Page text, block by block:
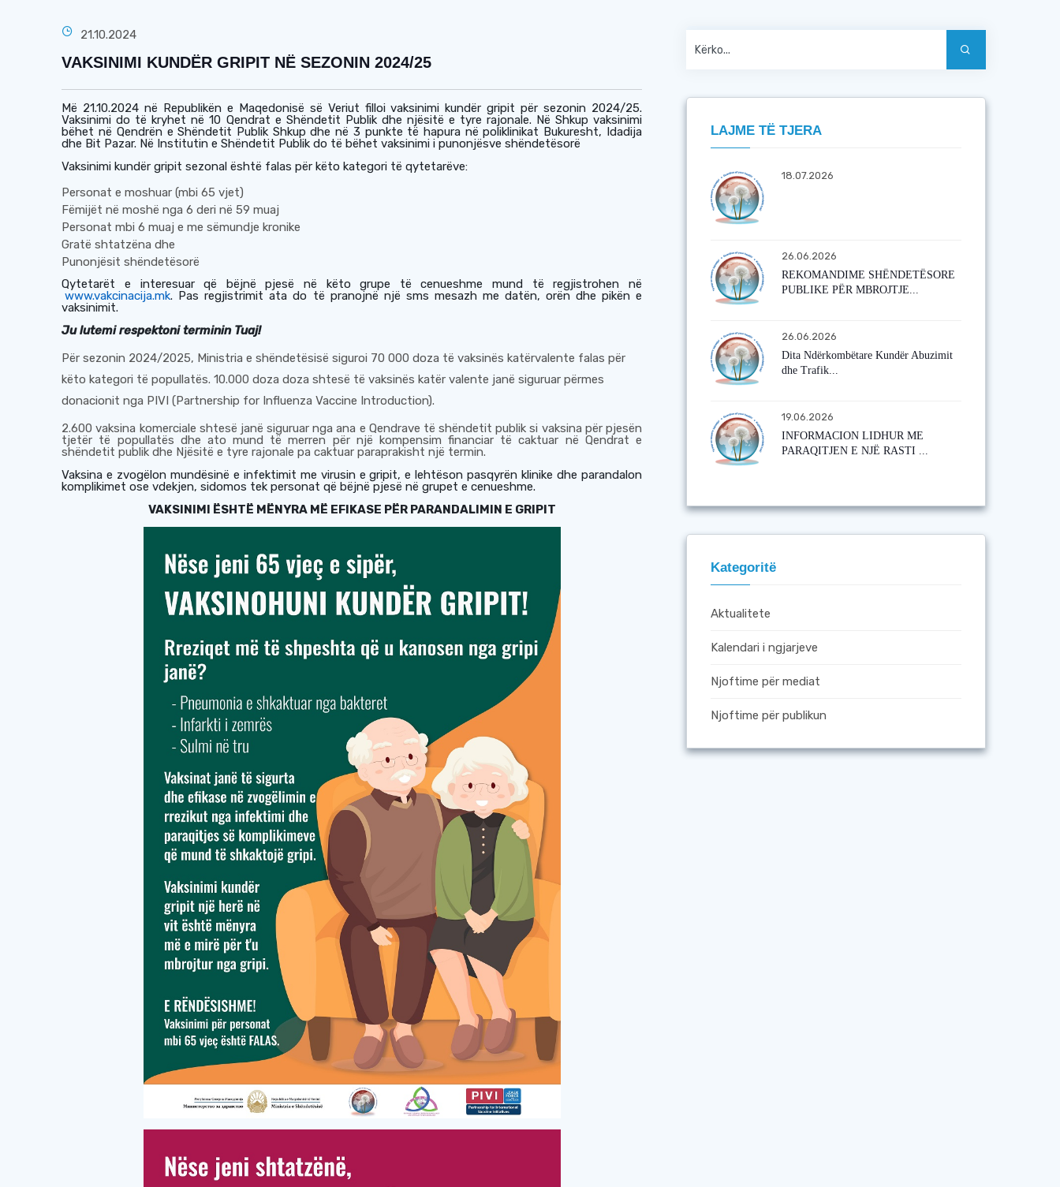
21.10.2024
VAKSINIMI KUNDËR GRIPIT NË SEZONIN 2024/25
Më 21.10.2024 në Republikën e Maqedonisë së Veriut filloivaksinimi kundër gripit për sezonin 2024/25.
Vaksinimi do të kryhet në 10 Qendrat e Shëndetit Publik dhe njësitë e tyre rajonale. Në Shkup vaksinimi
bëhet në Qendrën eShëndetit Publik Shkup dhe në 3 punkte të hapura në poliklinikat Bukuresht, Idadija
dhe Bit Pazar. Në Institutin e Shëndetit Publikdo të bëhet vaksinimi i punonjësve shëndetësorë
Vaksinimi kundër gripit sezonal është falas për këto kategori të qytetarëve:
Personat e moshuar (mbi 65 vjet)
Fëmijët në moshë nga 6 deri në 59 muaj
Personat mbi 6 muaj e me sëmundje kronike
Gratë shtatzëna dhe
Punonjësit shëndetësorë
Qytetarët e interesuar që bëjnë pjesë në këto grupe të cenueshme mund të regjistrohen në
www.vakcinacija.mk. Pas regjistrimit ata do të pranojnë një sms mesazh me datën, orën dhe pikën e
vaksinimit.
Ju lutemi respektoni terminin Tuaj!
Për sezonin 2024/2025, Ministria e shëndetësisë siguroi 70 000 doza të vaksinës katërvalente falas për
këto kategori të popullatës. 10.000 doza doza shtesë të vaksinës katër valente janë siguruar përmes
donacionit nga PIVI (Partnership for Influenza Vaccine Introduction).
2.600 vaksina komerciale shtesë janë siguruar nga ana e Qendrave të shëndetit publik si vaksina për pjesën
tjetër të popullatës dhe ato mund të merren për një kompensim financiar të caktuar në Qendrat e
shëndetit publik dhe Njësitë e tyre rajonale pa caktuar paraprakisht një termin.
Vaksina e zvogëlon mundësinë e infektimit me virusin e gripit, e lehtëson pasqyrën klinike dhe parandalon
komplikimet ose vdekjen, sidomos tek personat që bëjnë pjesë në grupet e cenueshme.
VAKSINIMI ËSHTË MËNYRA MË EFIKASE PËR PARANDALIMIN E GRIPIT
LAJME TË TJERA
18.07.2026
26.06.2026
REKOMANDIME SHËNDETËSORE
PUBLIKE PËR MBROJTJE...
26.06.2026
Dita Ndërkombëtare Kundër Abuzimit
dhe Trafik...
19.06.2026
INFORMACION LIDHUR ME
PARAQITJEN E NJË RASTI ...
Kategoritë
Aktualitete
Kalendari i ngjarjeve
Njoftime për mediat
Njoftime për publikun